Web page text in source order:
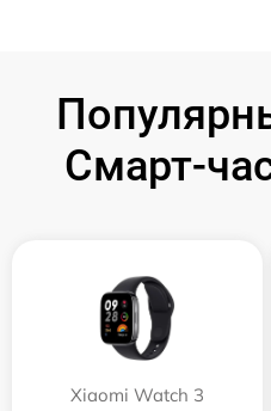
Смарт-
Xiaomi Watch 3